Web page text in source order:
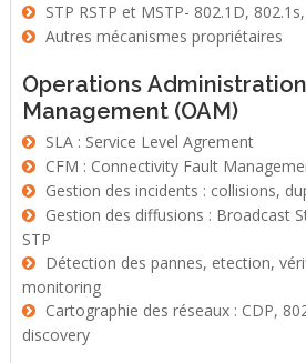
STP RSTP et MSTP- 802.1D,
Autres mécanismes propriétaires
Operations
Management (OAM)
SLA : Service Level Agrement
CFM : Connectivity Fault
Gestion des incidents : collisions,
STP
monitoring
discovery